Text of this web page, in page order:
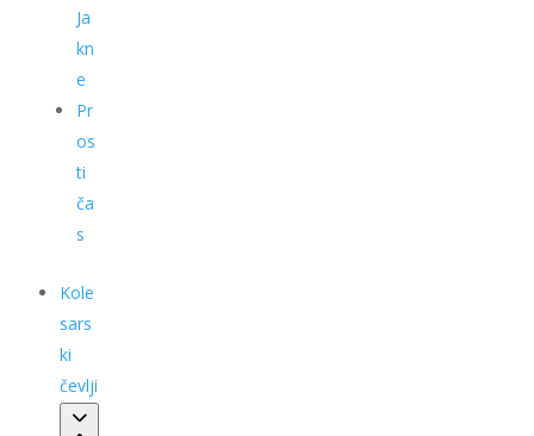
Ja
kn
e
Pr
os
ti
ča
s
Kole
sars
ki
čevlji